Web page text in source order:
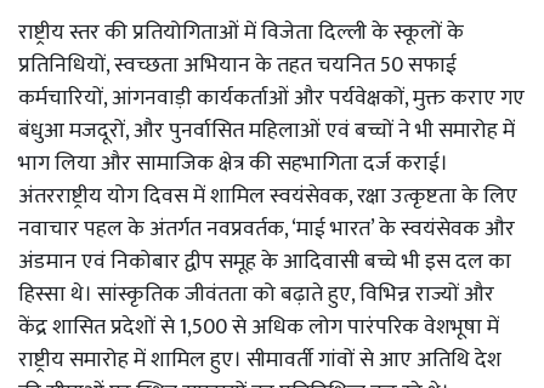
राष्ट्रीय स्तर की प्रतियोगिताओं में विजेता दिल्ली के स्कूलों के
प्रतिनिधियों, स्वच्छता अभियान के तहत चयनित 50 सफाई
कर्मचारियों, आंगनवाड़ी कार्यकर्ताओं और पर्यवेक्षकों, मुक्त कराए गए
बंधुआ मजदूरों, और पुनर्वासित महिलाओं एवं बच्चों ने भी समारोह में
भाग लिया और सामाजिक क्षेत्र की सहभागिता दर्ज कराई।
अंतरराष्ट्रीय योग दिवस में शामिल स्वयंसेवक, रक्षा उत्कृष्टता के लिए
नवाचार पहल के अंतर्गत नवप्रवर्तक, ‘माई भारत’ के स्वयंसेवक और
अंडमान एवं निकोबार द्वीप समूह के आदिवासी बच्चे भी इस दल का
हिस्सा थे। सांस्कृतिक जीवंतता को बढ़ाते हुए, विभिन्न राज्यों और
केंद्र शासित प्रदेशों से 1,500 से अधिक लोग पारंपरिक वेशभूषा में
राष्ट्रीय समारोह में शामिल हुए। सीमावर्ती गांवों से आए अतिथि देश